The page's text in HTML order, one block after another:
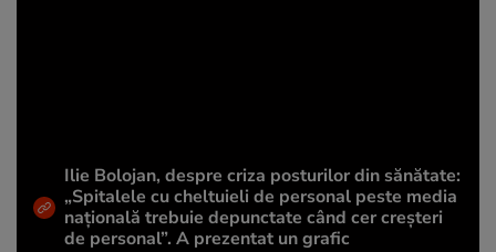
Ilie Bolojan, despre criza posturilor din sănătate:
„Spitalele cu cheltuieli de personal peste media
națională trebuie depunctate când cer creșteri
de personal”. A prezentat un grafic